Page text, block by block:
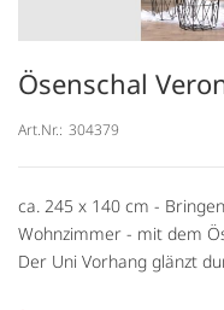
Ösenschal
Art.Nr.: 304379
ca. 245 x 140 cm -
Wohnzimmer - mit dem
Der Uni Vorhang glänzt